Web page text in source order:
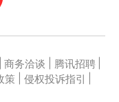
上随时听，文科
》；冲刺高分有难
，可在线可打印，
商务洽谈 腾讯招聘
策 侵权投诉指引